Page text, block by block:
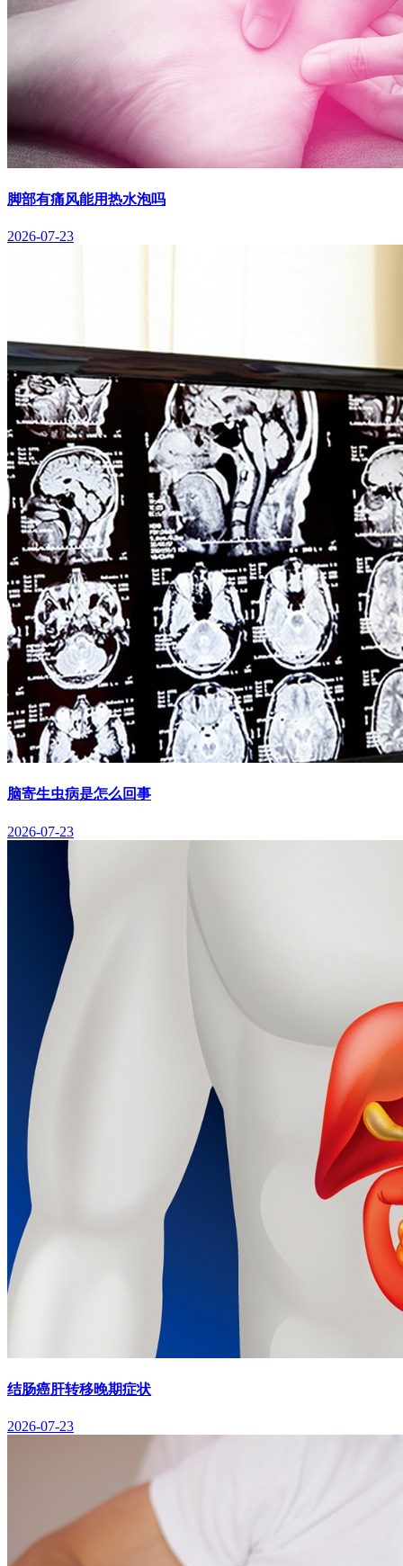
脚部有痛风能用热水泡吗
2026-07-23
脑寄生虫病是怎么回事
2026-07-23
结肠癌肝转移晚期症状
2026-07-23